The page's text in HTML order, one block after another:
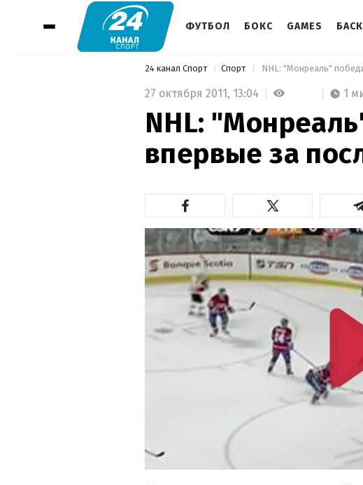
ФУТБОЛ БОКС GAMES
24 канал Спорт Спорт NHL: "Монреаль"
27 октября 2011, 13:04 1
NHL:
впервые за